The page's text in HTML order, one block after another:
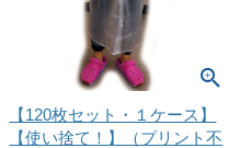
【120枚セット・１ケース】
【使い捨て！】（プリント不